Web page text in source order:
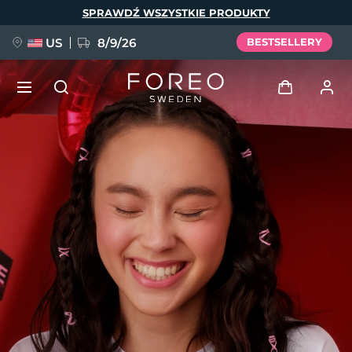
SPRAWDŹ WSZYSTKIE PRODUKTY
US 8/9/26 BESTSELLERY
Profil użytkownika
Moje urządzenia
Moje zamówienia
Moje adresy
Moje subskrypcje
NOWOŚĆ
FAQ™ Pure Beauty-Tech Elixir
BREAKING NEWS
issa™ Teeth Whitening Set
Język
English Deutsch
Español
Français
Italiano
Português
Polski
Svenska
Русский
Türkçe
简体中文 繁體中文